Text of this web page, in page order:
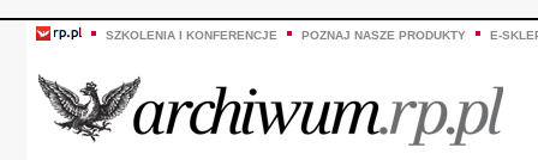
SZKOLENIA I KONFERENCJE POZNAJ NASZE PRODUKTY E-